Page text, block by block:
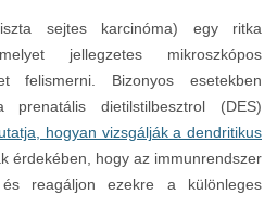
sejtes karcinóma) egy ritka
jellegzetes mikroszkópos
felismerni. Bizonyos esetekben
prenatális dietilstilbesztrol (DES)
hogyan vizsgálják a dendritikus
érdekében, hogy az immunrendszer
és reagáljon ezekre a különleges